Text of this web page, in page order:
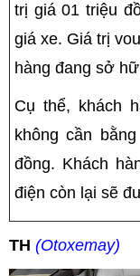
trị giá 01 triệu
giá xe. Giá trị
hàng đang sở
Cụ thể, khách
không cần
đồng. Khách
điện còn lại sẽ
TH (Otoxemay)